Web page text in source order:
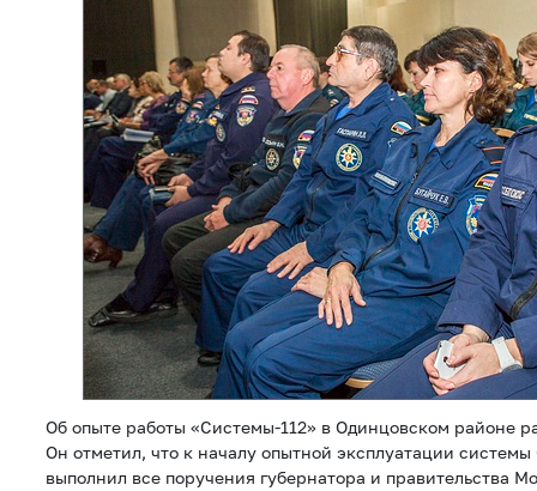
Об опыте работы «Системы-112» в Одинцовском районе
Он отметил, что к началу опытной эксплуатации
выполнил все поручения губернатора и правительства